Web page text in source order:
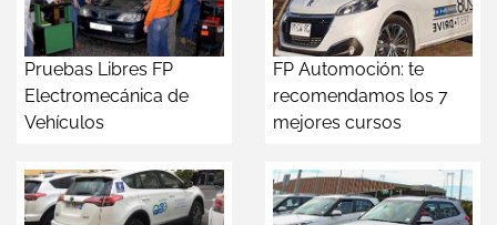
Pruebas Libres FP
Electromecánica de
Vehículos
FP Automoción: te
recomendamos los 7
mejores cursos